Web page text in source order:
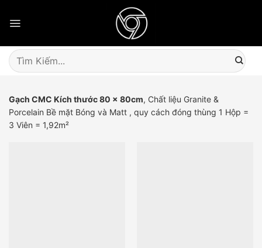
Tìm
kiếm:
Gạch CMC Kích thước 80 x 80cm, Chất liệu Granite &
Porcelain Bề mặt Bóng và Matt , quy cách đóng thùng 1 Hộp =
3 Viên = 1,92m²